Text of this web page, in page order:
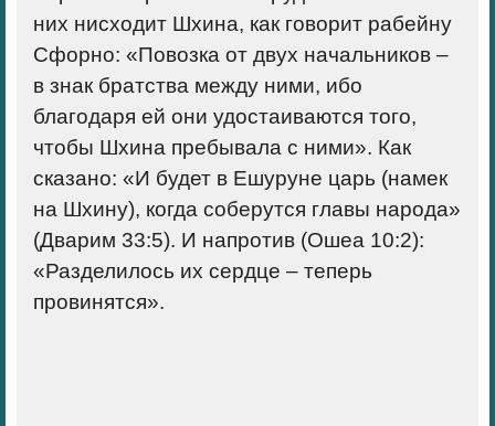
них нисходит Шхина, как говорит рабейну
Сфорно: «Повозка от двух начальников –
в знак братства между ними, ибо
благодаря ей они удостаиваются того,
чтобы Шхина пребывала с ними». Как
сказано: «И будет в Ешуруне царь (намек
на Шхину), когда соберутся главы народа»
(Дварим 33:5). И напротив (Ошеа 10:2):
«Разделилось их сердце – теперь
провинятся».